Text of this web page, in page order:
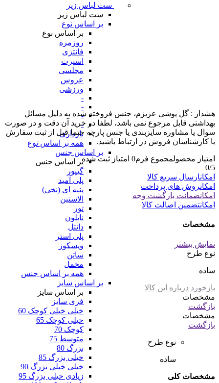
ست لباس زیر
ست لباس زیر
بر اساس نوع
بر اساس نوع
روزمره
فانتزی
اسپرت
مجلسی
عروس
ورزشی
-
-
-
-
بارداری
همه بر اساس نوع
بر اساس جنس
بر اساس جنس
گیپور
پلی آمید
پنبه ای (نخی)
الاستین
تور
نایلون
دانتل
پلی استر
ویسکوز
ساتن
مخمل
همه بر اساس جنس
بر اساس سایز
بر اساس سایز
فری سایز
خیلی خیلی کوچک 60
خیلی کوچک 65
کوچک 70
متوسط 75
بزرگ 80
خیلی بزرگ 85
خیلی خیلی بزرگ 90
زیادی خیلی بزرگ 95
هشدار : گل پوشی عزیزم، جنس فروخته شده به دلیل مسائل
بهداشتی قابل مرجوع نمی باشد، لطفا در خرید آن دقت و در صورت
سوال یا مشاوره سایزبندی یا جنس پارچه حتما قبل از ثبت سفارش
با کارشناسان فروش در ارتباط باشید.
امتیاز محصولمجموع فرم0 امتیاز ثبت شده
0/5
امکانارسال سریع کالا
امکانروش های پرداخت
امکانضمانت بازگشت وجه
امکانتضمین اصالت کالا
مشخصات
نمایش بیشتر
نوع طرح
ساده
بازخورد درباره این کالا
مشخصات
بازگشت
مشخصات
بازگشت
نوع طرح
ساده
مشخصات کلی